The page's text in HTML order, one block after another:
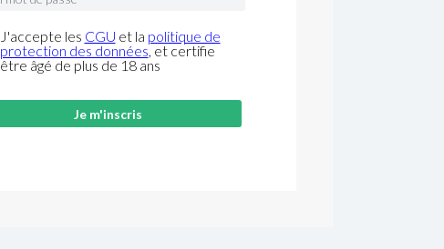
J'accepte les CGU et la politique de
protection des données, et certifie
être âgé de plus de 18 ans